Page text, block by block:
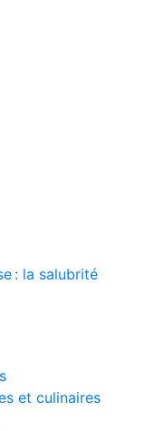
: la salubrité
et culinaires